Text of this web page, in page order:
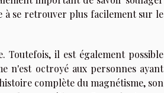
à se retrouver plus facilement sur le
il est également possible
n'est octroyé aux personnes ayant
complète du magnétisme, son